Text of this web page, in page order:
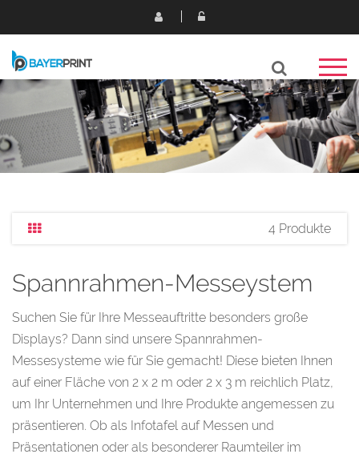
4 Produkte
Spannrahmen-Messeystem
Suchen Sie für Ihre Messeauftritte besonders große
Displays? Dann sind unsere Spannrahmen-
Messesysteme wie für Sie gemacht! Diese bieten Ihnen
auf einer Fläche von 2 x 2 m oder 2 x 3 m reichlich Platz,
um Ihr Unternehmen und Ihre Produkte angemessen zu
präsentieren. Ob als Infotafel auf Messen und
Präsentationen oder als besonderer Raumteiler im